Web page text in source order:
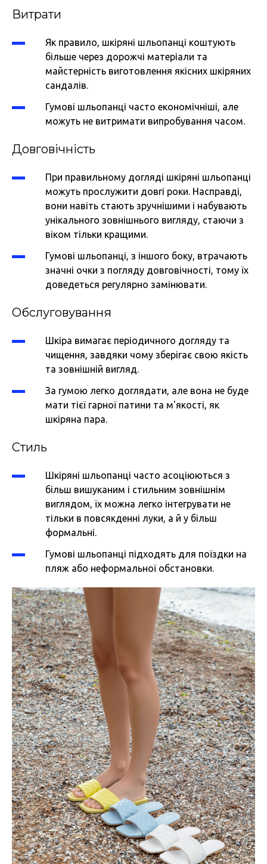
Витрати
Як правило, шкіряні шльопанці коштують
більше через дорожчі матеріали та
майстерність виготовлення якісних шкіряних
сандалів.
Гумові шльопанці часто економічніші, але
можуть не витримати випробування часом.
Довговічність
При правильному догляді шкіряні шльопанці
можуть прослужити довгі роки. Насправді,
вони навіть стають зручнішими і набувають
унікального зовнішнього вигляду, стаючи з
віком тільки кращими.
Гумові шльопанці, з іншого боку, втрачають
значні очки з погляду довговічності, тому їх
доведеться регулярно замінювати.
Обслуговування
Шкіра вимагає періодичного догляду та
чищення, завдяки чому зберігає свою якість
та зовнішній вигляд.
За гумою легко доглядати, але вона не буде
мати тієї гарної патини та м'якості, як
шкіряна пара.
Стиль
Шкіряні шльопанці часто асоціюються з
більш вишуканим і стильним зовнішнім
виглядом, їх можна легко інтегрувати не
тільки в повсякденні луки, а й у більш
формальні.
Гумові шльопанці підходять для поїздки на
пляж або неформальної обстановки.